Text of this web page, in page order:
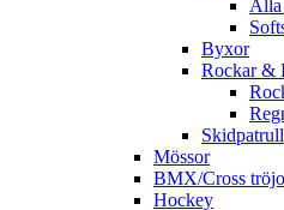
Alla
Byxor
Rockar &
Skidpatrull
Mössor
BMX/Cross
Hockey